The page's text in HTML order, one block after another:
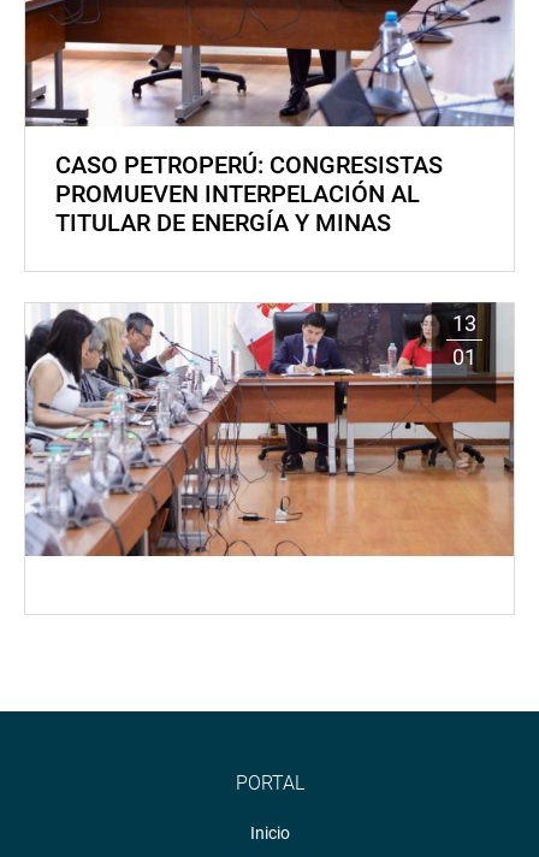
CASO PETROPERÚ: CONGRESISTAS
PROMUEVEN INTERPELACIÓN AL
TITULAR DE ENERGÍA Y MINAS
13
01
PORTAL
Inicio